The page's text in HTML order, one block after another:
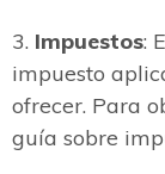
3. Impuestos:
impuesto
ofrecer. Para
guía sobre